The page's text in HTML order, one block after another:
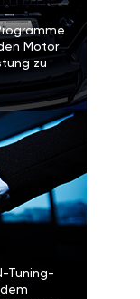
Motor
zu
Tuning-